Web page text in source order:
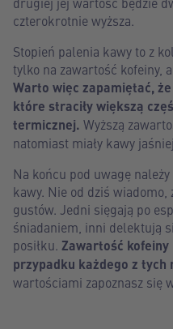
czterokrotnie wyższa.
Stopień palenia kawy to z
tylko na zawartość kofeiny,
Warto więc zapamiętać,
które straciły większą
termicznej. Wyższą
natomiast miały kawy
Na końcu pod uwagę
kawy. Nie od dziś
gustów. Jedni sięgają po
śniadaniem, inni delektują
posiłku. Zawartość kofeiny
przypadku każdego z tych
wartościami zapoznasz się